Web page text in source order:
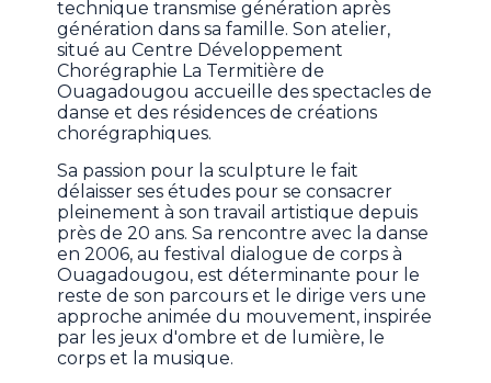
technique transmise génération après
génération dans sa famille. Son atelier,
situé au Centre Développement
Chorégraphie La Termitière de
Ouagadougou accueille des spectacles de
danse et des résidences de créations
chorégraphiques.
Sa passion pour la sculpture le fait
délaisser ses études pour se consacrer
pleinement à son travail artistique depuis
près de 20 ans. Sa rencontre avec la danse
en 2006, au festival dialogue de corps à
Ouagadougou, est déterminante pour le
reste de son parcours et le dirige vers une
approche animée du mouvement, inspirée
par les jeux d'ombre et de lumière, le
corps et la musique.